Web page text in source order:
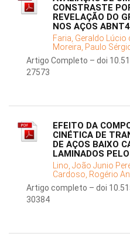
CONSTRASTE
REVELAÇÃO DO
NOS AÇOS
Faria, Geraldo Lúcio
Moreira, Paulo
Artigo Completo – doi
27573
EFEITO DA
CINÉTICA DE
DE AÇOS BAIXO
LAMINADOS
Lino, João Junio
Cardoso, Rogério
Artigo completo – doi
30384